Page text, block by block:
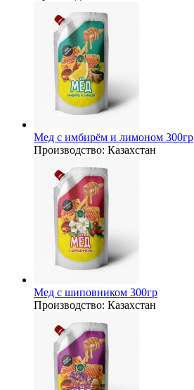
Мед с имбирём и лимоном 300гр
Производство: Казахстан
Мед с шиповником 300гр
Производство: Казахстан